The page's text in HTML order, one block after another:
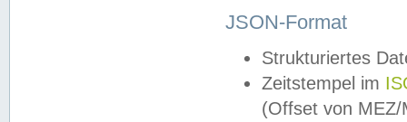
JSON-Format
Strukturiertes
Zeitstempel im
(Offset von MEZ/